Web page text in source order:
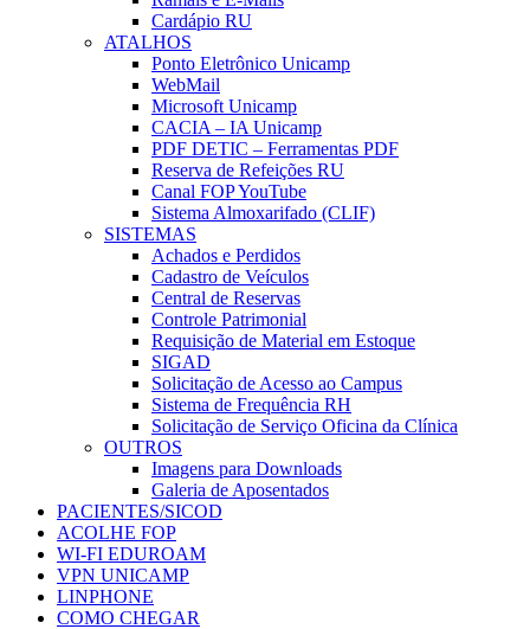
Cardápio RU
ATALHOS
Ponto Eletrônico Unicamp
WebMail
Microsoft Unicamp
CACIA – IA Unicamp
PDF DETIC – Ferramentas PDF
Reserva de Refeições RU
Canal FOP YouTube
Sistema Almoxarifado (CLIF)
SISTEMAS
Achados e Perdidos
Cadastro de Veículos
Central de Reservas
Controle Patrimonial
Requisição de Material em Estoque
SIGAD
Solicitação de Acesso ao Campus
Sistema de Frequência RH
Solicitação de Serviço Oficina da Clínica
OUTROS
Imagens para Downloads
Galeria de Aposentados
PACIENTES/SICOD
ACOLHE FOP
WI-FI EDUROAM
VPN UNICAMP
LINPHONE
COMO CHEGAR